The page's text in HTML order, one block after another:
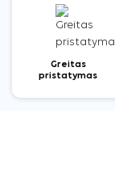
Greitas
pristatymas